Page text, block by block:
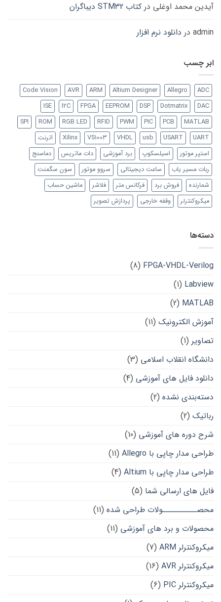
آیدین محمد اوغلی در کتاب STM32 دیباگران
admin در دانلود نرم افزار
ابر چسب
ADC
Allegro
Altium Designer
ARM
AVR
Code Vision
DAC
Dotmatrix
DSP
EEPROM
FPGA
I2C
ISE
MATLAB
PCB
PIC
PWM
RFID
RGB LED
ROM
SPI
UART
USART
usb
VHDL
VS1003
Xilinx
اترنت
استپر موتور
اسیلسکوپ برد آموزشی دات ماتریس
دماسنج
ربات مسیر یاب
ساعت دیجیتالی سروو موتور
سون سگمنت
شمارنده
فروش برد فرکانس متر فلاشر
ماشین حساب
میکروکنترلر
وقفه خارجی پردازش تصویر
دسته‌ها
FPGA-VHDL-Verilog
(8)
Labview
(1)
MATLAB
(2)
آموزش الکترونیک (11)
تصاویر (1)
دانشگاه انقلاب اسلامی (3)
دانلود فایل های آموزشی (4)
دسته‌بندی نشده (2)
رباتیک (2)
شرح دوره های آموزشی (10)
طراحی مدار چاپی با Allegro
(11)
طراحی مدار چاپی با Altium
(4)
فایل های ارسالی شما (5)
محصــــــــــولات طراحی شده (11)
محصولات و برد های آموزشی (11)
میکروکنترلر ARM
(7)
میکروکنترلر AVR
(16)
میکروکنترلر PIC
(6)